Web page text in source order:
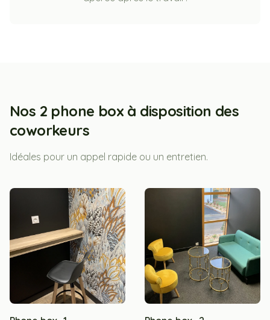
Nos 2 phone box à disposition des
coworkeurs
Idéales pour un appel rapide ou un entretien.